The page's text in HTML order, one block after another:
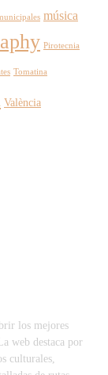
música
Pirotecnia
Tomatina
València
los mejores
web destaca por
culturales,